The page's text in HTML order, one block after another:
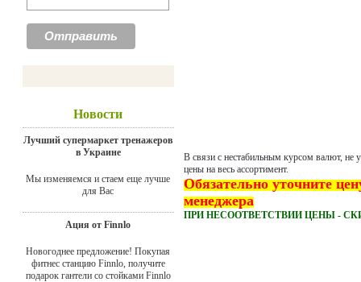
Новости
Лучший супермаркет тренажеров
в Украине
Мы изменяемся и стаем еще лучше
для Вас
Ация от Finnlo
Новогоднее предложение! Покупая
фитнес станцию Finnlo, получите
подарок гантели со стойками Finnlo
В связи с нестабильным курсом валют, не
цены на весь ассортимент.
Обязательно уточните
менеджера
ПРИ НЕСООТВЕТСТВИИ ЦЕНЫ -